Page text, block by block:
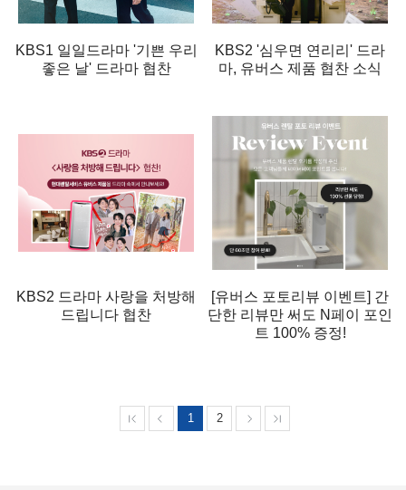
KBS1 일일드라마 '기쁜 우리
좋은 날' 드라마 협찬
KBS2 '심우면 연리리' 드라
마, 유버스 제품 협찬 소식
KBS2 드라마 사랑을 처방해
드립니다 협찬
[유버스 포토리뷰 이벤트] 간
단한 리뷰만 써도 N페이 포인
트 100% 증정!
1 2